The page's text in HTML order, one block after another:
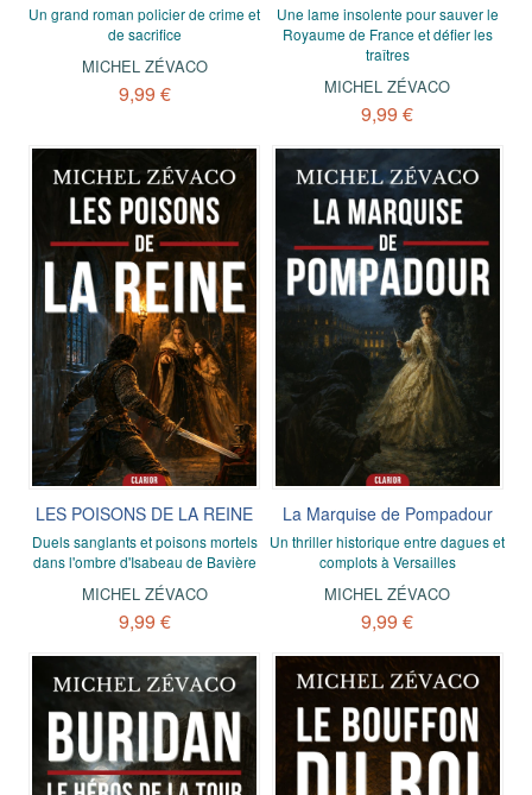
Un grand roman policier de crime et
de sacrifice
MICHEL ZÉVACO
9,99 €
Une lame insolente pour sauver le
Royaume de France et défier les
traîtres
MICHEL ZÉVACO
9,99 €
LES POISONS DE LA REINE
Duels sanglants et poisons mortels
dans l'ombre d'Isabeau de Bavière
MICHEL ZÉVACO
9,99 €
La Marquise de Pompadour
Un thriller historique entre dagues et
complots à Versailles
MICHEL ZÉVACO
9,99 €